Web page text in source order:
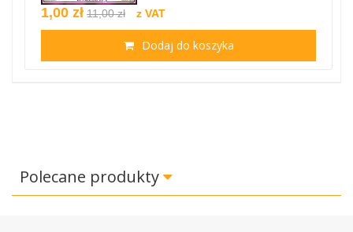
1,00 zł 11,00 zł z VAT
Dodaj do koszyka
Polecane produkty